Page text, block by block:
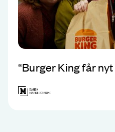
“Burger King får